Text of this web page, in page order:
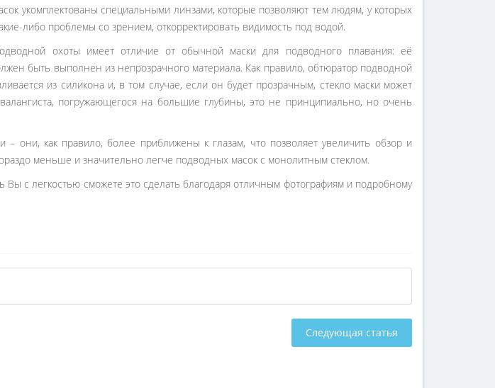
укомплектованы специальными линзами, которые позволяют тем людям, у которых
либо проблемы со зрением, откорректировать видимость под водой.
охоты имеет отличие от обычной маски для подводного плавания: её
быть выполнен из непрозрачного материала. Как правило, обтюратор подводной
из силикона и, в том случае, если он будет прозрачным, стекло маски может
погружающегося на большие глубины, это не принципиально, но очень
они, как правило, более приближены к глазам, что позволяет увеличить обзор и
меньше и значительно легче подводных масок с монолитным стеклом.
Вы с легкостью сможете это сделать благодаря отличным фотографиям и подробному
Следующая статья